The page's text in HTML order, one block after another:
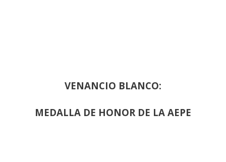
VENANCIO BLANCO:
MEDALLA DE HONOR DE LA AEPE